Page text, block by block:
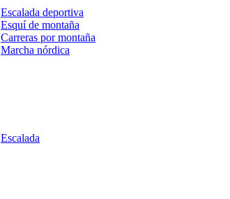
Escalada deportiva
Esquí de montaña
Carreras por montaña
Marcha nórdica
Escalada